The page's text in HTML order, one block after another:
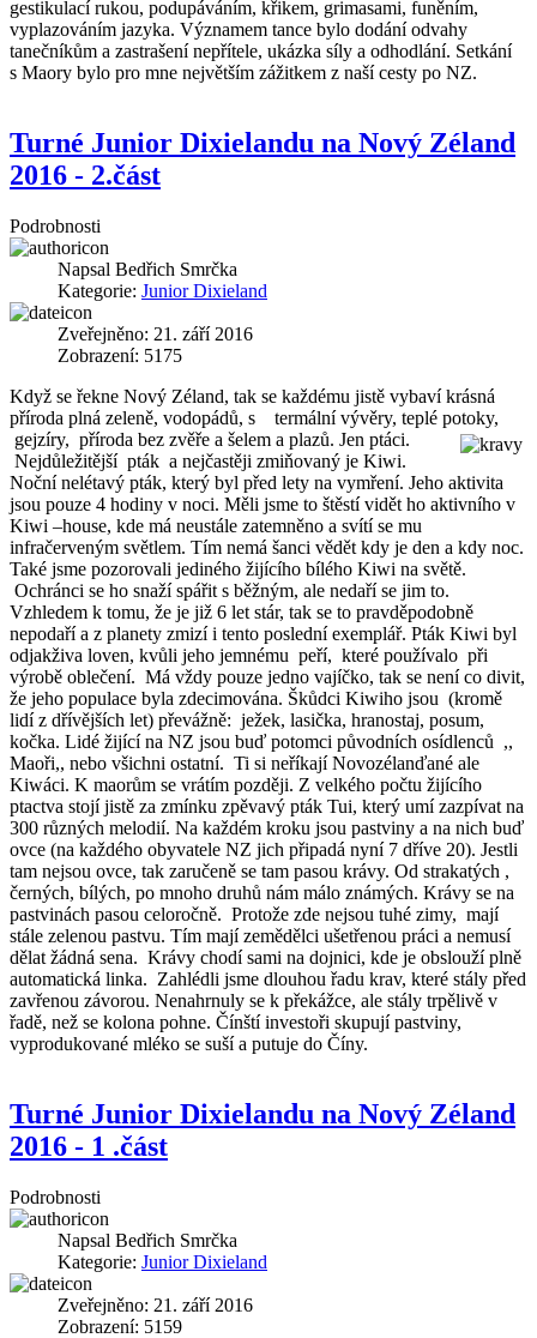
gestikulací rukou, podupáváním, křikem, grimasami, funěním,
vyplazováním jazyka. Významem tance bylo dodání odvahy
tanečníkům a zastrašení nepřítele, ukázka síly a odhodlání. Setkání
s Maory bylo pro mne největším zážitkem z naší cesty po NZ.
Turné Junior Dixielandu na Nový Zéland
2016 - 2.část
Podrobnosti
Napsal Bedřich Smrčka
Kategorie: Junior Dixieland
Zveřejněno: 21. září 2016
Zobrazení: 5175
Když se řekne Nový Zéland, tak se každému jistě vybaví krásná
příroda plná zeleně, vodopádů, s termální vývěry, teplé potoky,
gejzíry, příroda bez zvěře a šelem a plazů. Jen ptáci.
Nejdůležitější pták a nejčastěji zmiňovaný je Kiwi.
Noční nelétavý pták, který byl před lety na vymření. Jeho aktivita
jsou pouze 4 hodiny v noci. Měli jsme to štěstí vidět ho aktivního v
Kiwi –house, kde má neustále zatemněno a svítí se mu
infračerveným světlem. Tím nemá šanci vědět kdy je den a kdy noc.
Také jsme pozorovali jediného žijícího bílého Kiwi na světě.
Ochránci se ho snaží spářit s běžným, ale nedaří se jim to.
Vzhledem k tomu, že je již 6 let stár, tak se to pravděpodobně
nepodaří a z planety zmizí i tento poslední exemplář. Pták Kiwi byl
odjakživa loven, kvůli jeho jemnému peří, které používalo při
výrobě oblečení. Má vždy pouze jedno vajíčko, tak se není co divit,
že jeho populace byla zdecimována. Škůdci Kiwiho jsou (kromě
lidí z dřívějších let) převážně: ježek, lasička, hranostaj, posum,
kočka. Lidé žijící na NZ jsou buď potomci původních osídlenců ,,
Maoři,, nebo všichni ostatní. Ti si neříkají Novozélanďané ale
Kiwáci. K maorům se vrátím později. Z velkého počtu žijícího
ptactva stojí jistě za zmínku zpěvavý pták Tui, který umí zazpívat na
300 různých melodií. Na každém kroku jsou pastviny a na nich buď
ovce (na každého obyvatele NZ jich připadá nyní 7 dříve 20). Jestli
tam nejsou ovce, tak zaručeně se tam pasou krávy. Od strakatých ,
černých, bílých, po mnoho druhů nám málo známých. Krávy se na
pastvinách pasou celoročně. Protože zde nejsou tuhé zimy, mají
stále zelenou pastvu. Tím mají zemědělci ušetřenou práci a nemusí
dělat žádná sena. Krávy chodí sami na dojnici, kde je obslouží plně
automatická linka. Zahlédli jsme dlouhou řadu krav, které stály před
zavřenou závorou. Nenahrnuly se k překážce, ale stály trpělivě v
řadě, než se kolona pohne. Čínští investoři skupují pastviny,
vyprodukované mléko se suší a putuje do Číny.
Turné Junior Dixielandu na Nový Zéland
2016 - 1 .část
Podrobnosti
Napsal Bedřich Smrčka
Kategorie: Junior Dixieland
Zveřejněno: 21. září 2016
Zobrazení: 5159